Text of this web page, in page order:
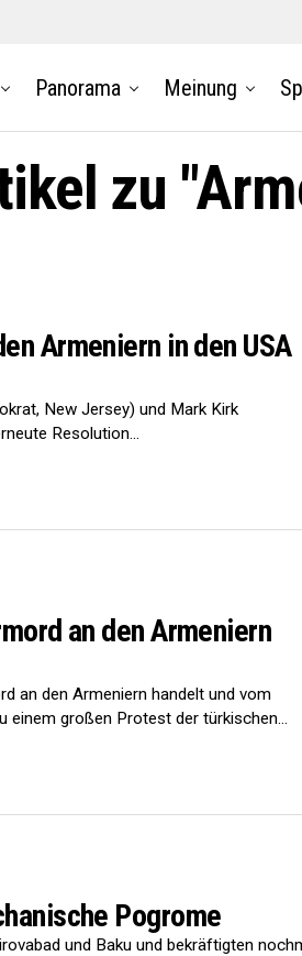
Panorama Meinung
zu
Armeniern in den USA
New Jersey) und Mark Kirk
Resolution...
an den Armeniern
an den Armeniern handelt und vom
großen Protest der türkischen...
Pogrome
und Baku und bekräftigten